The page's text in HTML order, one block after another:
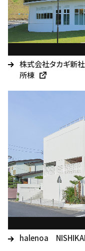
株式会社タカギ新社
所棟
halenoa